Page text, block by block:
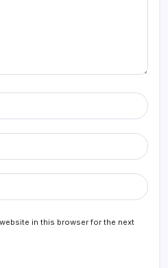
in this browser for the next